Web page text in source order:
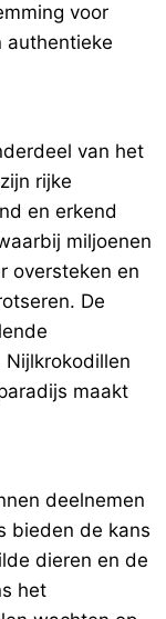
voor
authentieke
van het
rijke
en erkend
miljoenen
oversteken en
De
maakt
deelnemen
bieden de kans
dieren en de
het